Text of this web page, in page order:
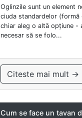
Oglinzile sunt un element
ciuda standardelor (formă
chiar aleg o altă opțiune -
necesar să se folo...
Citeste mai mult →
Cum se face un tavan